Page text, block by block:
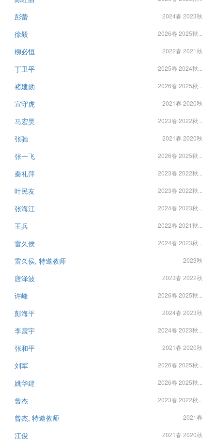
彭蕾 2024春 2023秋
徐毅 2026春 2025秋...
柳必恒 2022春 2021秋
丁卫平 2025春 2024秋...
褚建勋 2026春 2025秋...
宣守虎 2021春 2020秋
马宏昊 2023春 2022秋...
张驰 2021春 2020秋
张一飞 2026春 2025秋...
秦礼萍 2023春 2022秋...
叶民友 2023春 2022秋...
张海江 2024春 2023秋...
王兵 2022春 2021秋...
雷久侯 2024春 2023秋...
雷久侯, 特邀教师 2023秋
唐泽波 2023春 2022秋
许峰 2026春 2025秋...
彭海平 2024春 2023秋
李震宇 2024春 2023秋...
张和平 2021春 2020秋
刘军 2026春 2025秋...
姚华建 2026春 2025秋...
曾杰 2023春 2022秋...
曾杰, 特邀教师 2021春
江俊 2021春 2020秋